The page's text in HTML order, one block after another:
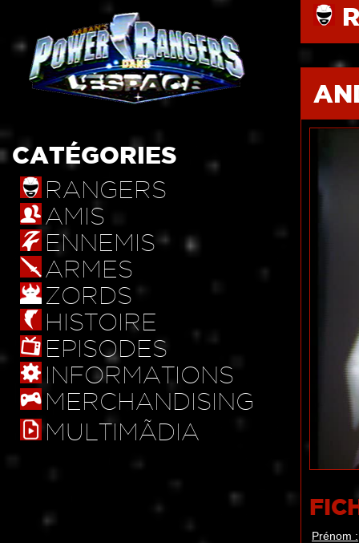
CATÉGORIES
RANGERS
AMIS
ENNEMIS
ARMES
ZORDS
HISTOIRE
EPISODES
INFORMATIONS
MERCHANDISING
MULTIMÃDIA
Prénom :